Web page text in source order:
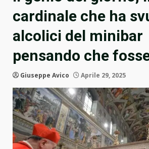
cardinale che ha
alcolici del minibar
pensando che
Giuseppe Avico Aprile 29, 2025